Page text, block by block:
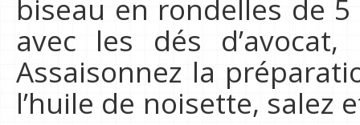
biseau en rondelles de
avec les dés
Assaisonnez la
l’huile de noisette, salez